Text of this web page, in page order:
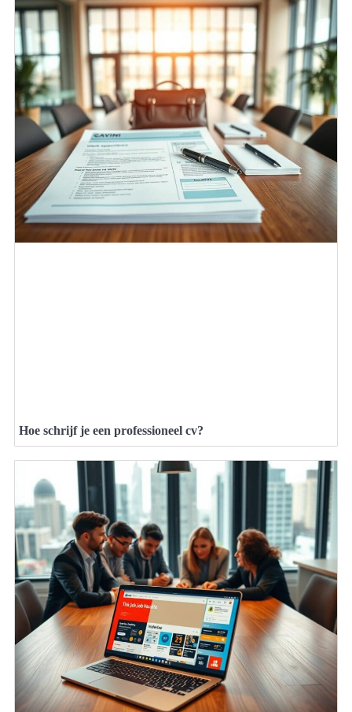
Hoe schrijf je een professioneel cv?